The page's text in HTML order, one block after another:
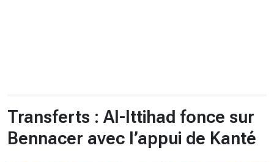
Transferts : Al-Ittihad fonce sur
Bennacer avec l’appui de Kanté